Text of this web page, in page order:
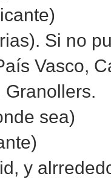
Si no
Vasco,
Granollers.
sea)
y